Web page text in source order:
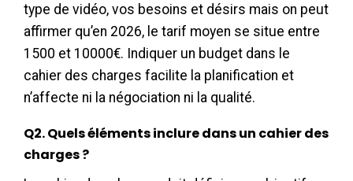
type de vidéo, vos besoins et désirs mais on peut
affirmer qu’en 2026, le tarif moyen se situe entre
1500 et 10000€. Indiquer un budget dans le
cahier des charges facilite la planification et
n’affecte ni la négociation ni la qualité.
Q2. Quels éléments inclure dans un cahier des
charges ?